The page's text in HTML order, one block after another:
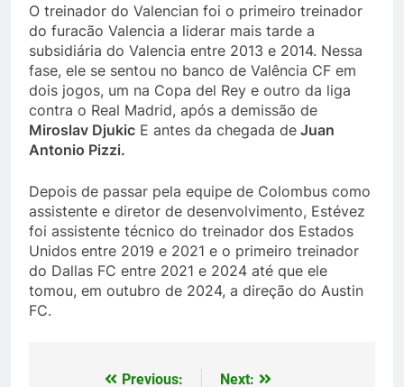
O treinador do Valencian foi o primeiro treinador
do furacão Valencia a liderar mais tarde a
subsidiária do Valencia entre 2013 e 2014. Nessa
fase, ele se sentou no banco de Valência CF em
dois jogos, um na Copa del Rey e outro da liga
contra o Real Madrid, após a demissão de
Miroslav Djukic E antes da chegada de Juan
Antonio Pizzi.
Depois de passar pela equipe de Colombus como
assistente e diretor de desenvolvimento, Estévez
foi assistente técnico do treinador dos Estados
Unidos entre 2019 e 2021 e o primeiro treinador
do Dallas FC entre 2021 e 2024 até que ele
tomou, em outubro de 2024, a direção do Austin
FC.
Previous: Next: